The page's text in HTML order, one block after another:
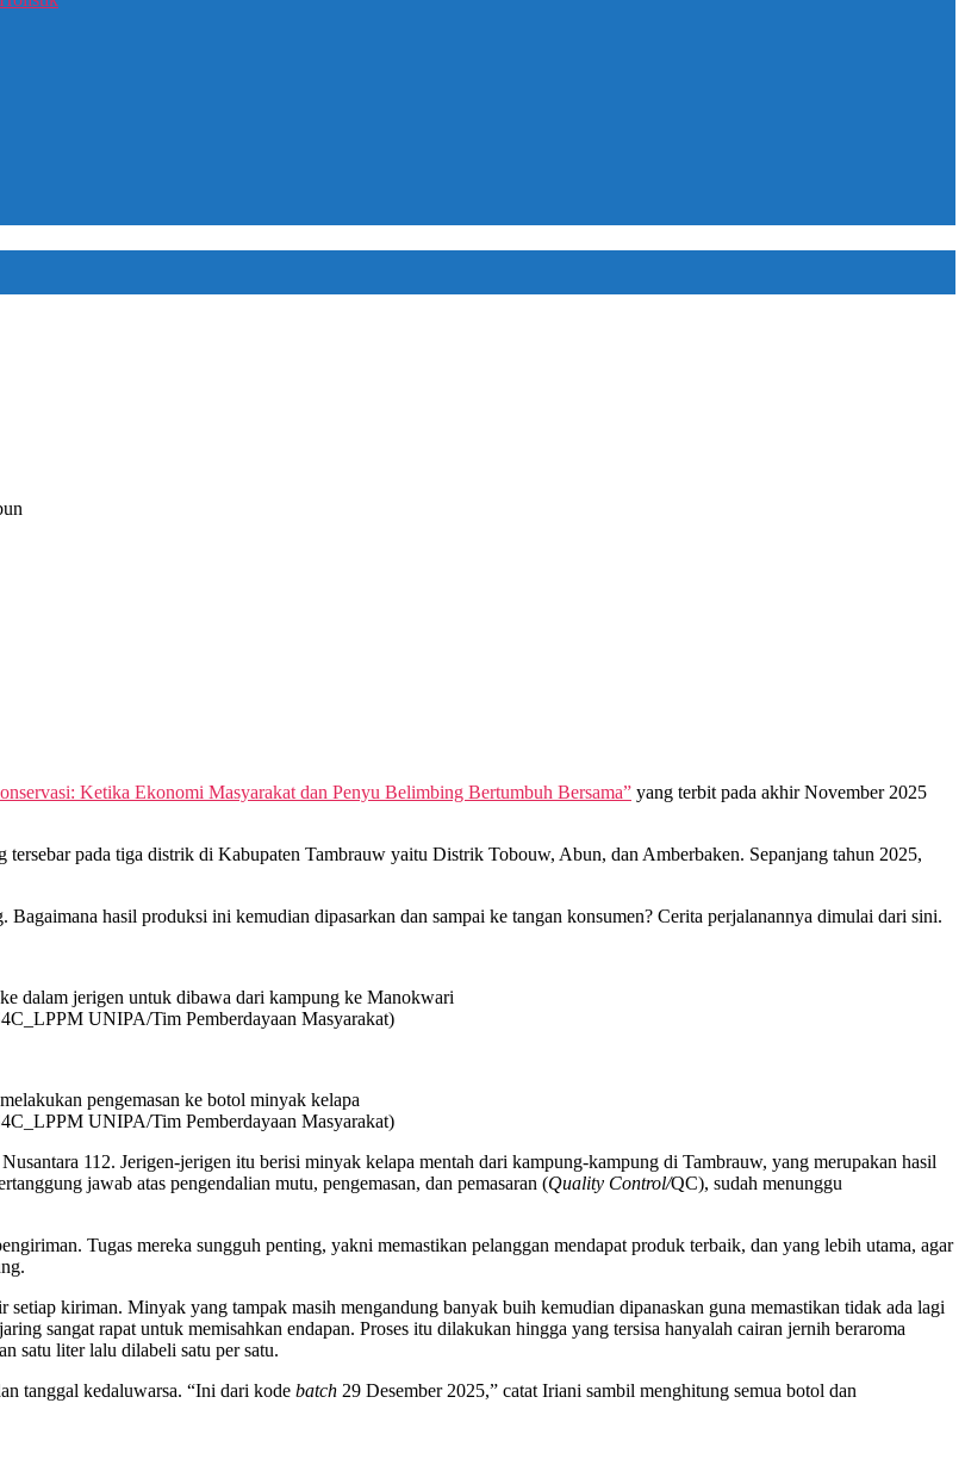
Ketika Ekonomi Masyarakat dan Penyu Belimbing Bertumbuh Bersama” yang terbit pada akhir November 2025
tersebarpada tiga distrik di Kabupaten Tambrauw yaitu Distrik Tobouw, Abun, dan Amberbaken. Sepanjang tahun 2025,
hasil produksi ini kemudian dipasarkan dan sampai ke tangan konsumen? Cerita perjalanannya dimulai dari sini.
dalam jerigen untuk dibawa dari kampung ke Manokwari
UNIPA/Tim Pemberdayaan Masyarakat)
pengemasan ke botol minyak kelapa
UNIPA/Tim Pemberdayaan Masyarakat)
112. Jerigen-jerigen itu berisi minyak kelapa mentah dari kampung-kampung di Tambrauw, yang merupakan hasil
jawab atas pengendalian mutu, pengemasan, dan pemasaran (Quality Control/QC), sudah menunggu
Tugas mereka sungguh penting, yakni memastikan pelanggan mendapat produk terbaik, dan yang lebih utama, agar
kiriman. Minyak yang tampak masih mengandung banyak buih kemudian dipanaskan guna memastikan tidak ada lagi
sangat rapat untuk memisahkan endapan. Proses itu dilakukan hingga yang tersisa hanyalah cairan jernih beraroma
satu liter lalu dilabeli satu per satu.
tanggal kedaluwarsa. “Ini dari kode batch 29 Desember 2025,” catat Iriani sambil menghitung semua botol dan